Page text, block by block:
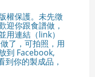
權保護。未先徵
迎你跟食譜做，
用連結（link）
了，可拍照，用
到 Facebook,
你的製成品，